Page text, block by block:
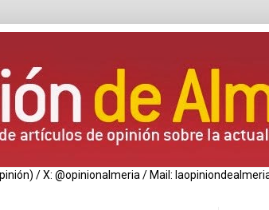
/ X: @opinionalmeria / Mail: